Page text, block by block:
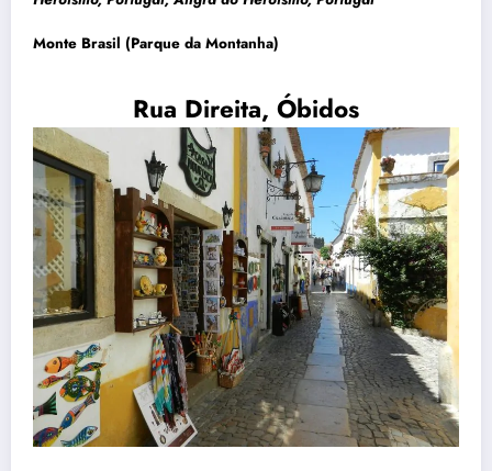
Monte Brasil (Parque da Montanha)
Rua Direita, Óbidos